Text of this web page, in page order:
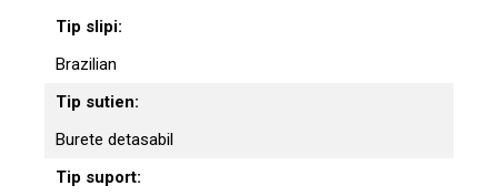
Tip slipi:
Brazilian
Tip sutien:
Burete detasabil
Tip suport: